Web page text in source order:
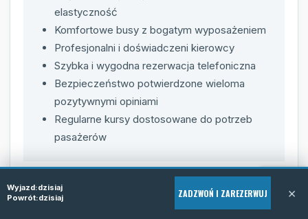
elastyczność
Komfortowe busy z bogatym wyposażeniem
Profesjonalni i doświadczeni kierowcy
Szybka i wygodna rezerwacja telefoniczna
Bezpieczeństwo potwierdzone wieloma
pozytywnymi opiniami
Regularne kursy dostosowane do potrzeb
pasażerów
Wyjazd:dzisiaj
Powrót:dzisiaj ZADZWOŃ I ZAREZERWUJ ×